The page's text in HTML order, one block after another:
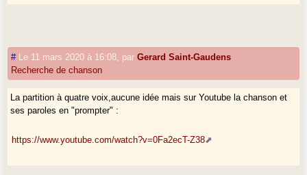
# Le 11 mars 2020 à 16:08 parGerard Saint-Gaudens
Recherche de chanson
La partition à quatre voix,aucune idée mais sur Youtube la chanson et
ses paroles en "prompter" :
https://www.youtube.com/watch?v=0Fa2ecT-Z38